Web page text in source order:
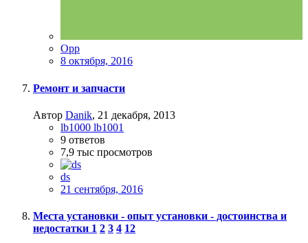
Opp
8 октября, 2016
Ремонт и запчасти
Автор Danik, 21 декабря, 2013
lb1000 lb1001
9 ответов
7,9 тыс просмотров
ds
21 сентября, 2016
Места установки - опыт установки - достоинства и
недостатки 1 2 3 4 12